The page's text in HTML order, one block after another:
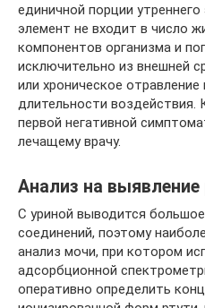
единичной порции
элемент не входит в число
компонентов организма и
исключительно из внешней
или хроническое
длительности воздействия.
первой негативной
лечащему врачу.
Анализ на выявление
С уриной выводится
соединений, поэтому
анализ мочи, при котором
адсорбционной
оперативно определить